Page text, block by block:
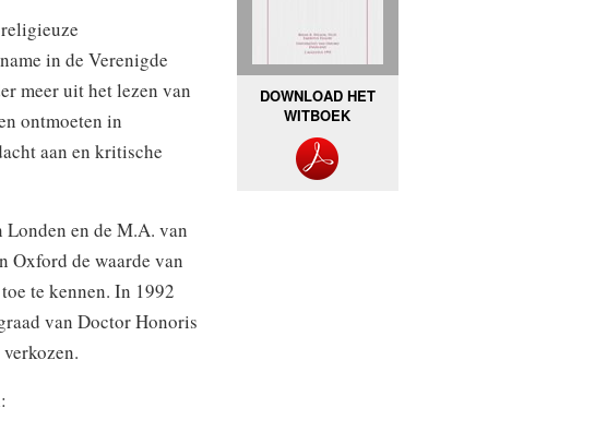
in de Verenigde
meer uit het lezen van
ontmoeten in
aan en kritische
Londen en de M.A. van
Oxford de waarde van
te kennen. In 1992
van Doctor Honoris
DOWNLOAD HET
WITBOEK